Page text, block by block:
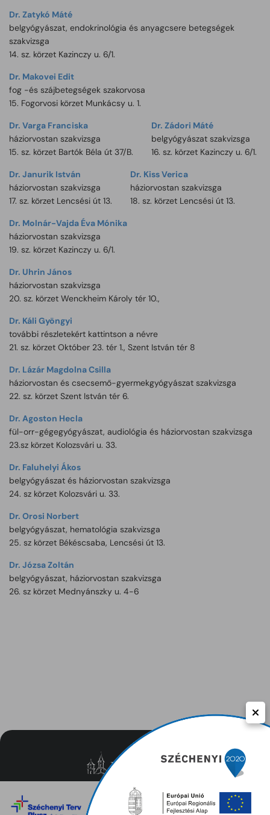
Dr. Zatykó Máté
belgyógyászat, endokrinológia és anyagcsere betegségek
szakvizsga
14. sz. körzet Kazinczy u. 6/1.
Dr. Makovei Edit
fog -és szájbetegségek szakorvosa
15. Fogorvosi körzet Munkácsy u. 1.
Dr. Varga Franciska
háziorvostan szakvizsga
15. sz. körzet Bartók Béla út 37/B.
Dr. Zádori Máté
belgyógyászat szakvizsga
16. sz. körzet Kazinczy u. 6/1.
Dr. Janurik István
háziorvostan szakvizsga
17. sz. körzet Lencsési út 13.
Dr. Kiss Verica
háziorvostan szakvizsga
18. sz. körzet Lencsési út 13.
Dr. Molnár-Vajda Éva Mónika
háziorvostan szakvizsga
19. sz. körzet Kazinczy u. 6/1.
Dr. Uhrin János
háziorvostan szakvizsga
20. sz. körzet Wenckheim Károly tér 10.,
Dr. Káli Gyöngyi
további részletekért kattintson a névre
21. sz. körzet Október 23. tér 1., Szent István tér 8
Dr. Lázár Magdolna Csilla
háziorvostan és csecsemő-gyermekgyógyászat szakvizsga
22. sz. körzet Szent István tér 6.
Dr. Agoston Hecla
fül-orr-gégegyógyászat, audiológia és háziorvostan szakvizsga
23.sz körzet Kolozsvári u. 33.
Dr. Faluhelyi Ákos
belgyógyászat és háziorvostan szakvizsga
24. sz körzet Kolozsvári u. 33.
Dr. Orosi Norbert
belgyógyászat, hematológia szakvizsga
25. sz körzet Békéscsaba, Lencsési út 13.
Dr. Józsa Zoltán
belgyógyászat, háziorvostan szakvizsga
26. sz körzet Mednyánszky u. 4-6
Közérdekű adatok